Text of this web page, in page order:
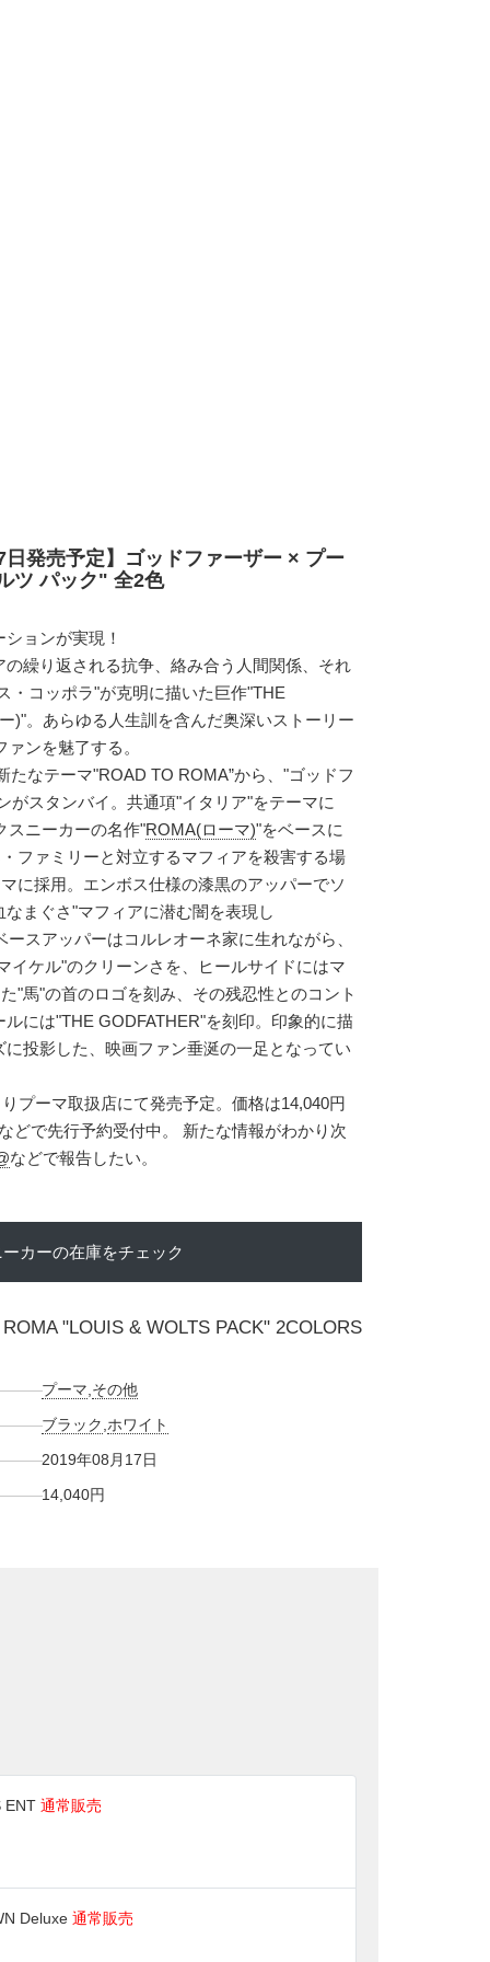
日発売予定】ゴッドファーザー × プー
ツ パック" 全2色
ョンが実現！
繰り返される抗争、絡み合う人間関係、それ
・コッポラ"が克明に描いた巨作"THE
)"。あらゆる人生訓を含んだ奥深いストーリー
ンを魅了する。
たなテーマ"ROAD TO ROMA”から、"ゴッドフ
がスタンバイ。共通項"イタリア"をテーマに
スニーカーの名作"ROMA(ローマ)"をベースに
ファミリーと対立するマフィアを殺害する場
に採用。エンボス仕様の漆黒のアッパーでソ
まぐさ"マフィアに潜む闇を表現し
スアッパーはコルレオーネ家に生れながら、
イケル"のクリーンさを、ヒールサイドにはマ
"馬"の首のロゴを刻み、その残忍性とのコント
には"THE GODFATHER"を刻印。印象的に描
投影した、映画ファン垂涎の一足となってい
プーマ取扱店にて発売予定。価格は14,040円
どで先行予約受付中。 新たな情報がわかり次
などで報告したい。
ーカーの在庫をチェック
"LOUIS & WOLTS PACK" 2COLORS
プーマ その他
ブラック ホワイト
2019年08月17日
14,040円
ENT 通常販売
Deluxe 通常販売